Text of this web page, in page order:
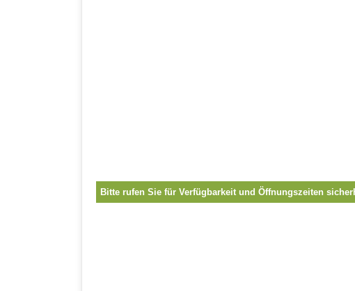
Bitte rufen Sie für Verfügbarkeit und Öffnungszeiten